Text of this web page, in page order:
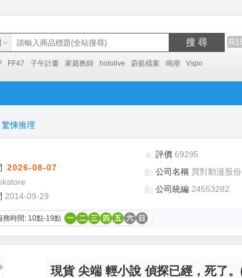
搜 尋
FF47 子午計畫 家庭教師 hololive 蔚藍檔案 鳴潮 Vspo
驚悚推理
2026-08-07
2014-09-29
評價 69295
公司名稱 買對動漫股
公司統編 24553282
務時間: 10點-19點 一 二 三 四 五 六 日
現貨 尖端 輕小說 偵探已經，死了